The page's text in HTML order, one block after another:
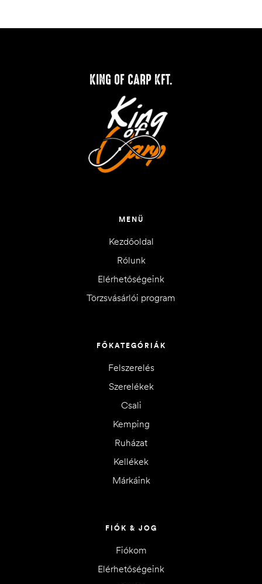
KING OF CARP KFT.
MENÜ
Kezdőoldal
Rólunk
Elérhetőségeink
Törzsvásárlói program
FŐKATEGÓRIÁK
Felszerelés
Szerelékek
Csali
Kemping
Ruházat
Kellékek
Márkáink
FIÓK & JOG
Fiókom
Elérhetőségeink